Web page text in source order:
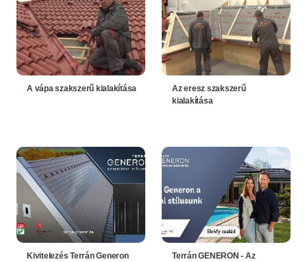
A vápa szakszerű kialakítása
Az eresz szakszerű
kialakítása
Kivitelezés Terrán Generon
Terrán GENERON - Az